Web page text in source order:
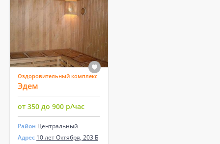
Оздоровительный комплекс
Эдем
от 350 до 900 р/час
Район Центральный
Адрес 10 лет Октября, 203 Б